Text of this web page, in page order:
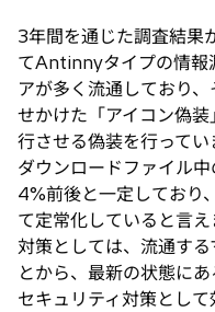
3年間を通じた調査結果
てAntinnyタイプの情報
アが多く流通しており
せかけた「アイコン偽
行させる偽装を行って
ダウンロードファイル
4%前後と一定しており
て定常化していると言え
対策としては、流通す
とから、最新の状態に
セキュリティ対策とし